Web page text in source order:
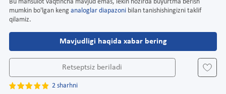
Bu mahsulot vaqtincha mavjud emas, lekin hozirda buyurtma berish
mumkin bo'lgan keng analoglar diapazoni bilan tanishishingizni taklif
qilamiz.
Mavjudligi haqida xabar bering
Retseptsiz beriladi
2 sharhni